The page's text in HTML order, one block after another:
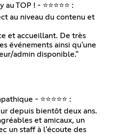
TOP ! - ⭐⭐⭐⭐⭐ :
au niveau du contenu et
et accueillant. De très
événements ainsi qu'une
admin disponible."
- ⭐⭐⭐⭐⭐ :
depuis bientôt deux ans.
et amicaux, un
un staff à l'écoute des